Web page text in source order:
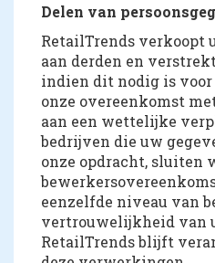
Delen van
RetailTrends verkoopt
aan derden en
indien dit nodig is
onze overeenkomst
aan een wettelijke
bedrijven die uw
onze opdracht, sluiten
eenzelfde niveau van
vertrouwelijkheid van
RetailTrends blijft